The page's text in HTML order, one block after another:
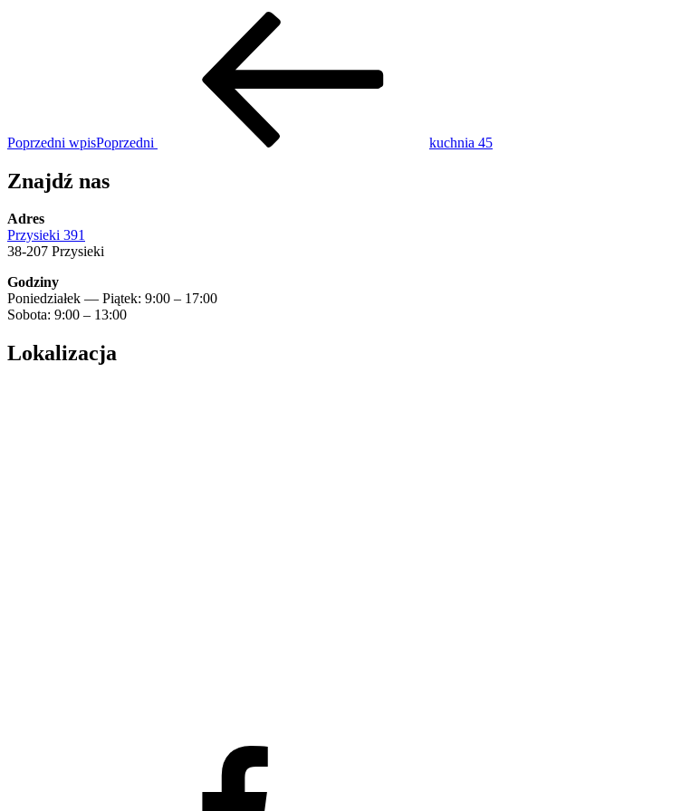
Poprzedni wpisPoprzedni kuchnia 45
Znajdź nas
Adres
Przysieki 391
38-207 Przysieki
Godziny
Poniedziałek — Piątek: 9:00 – 17:00
Sobota: 9:00 – 13:00
Lokalizacja